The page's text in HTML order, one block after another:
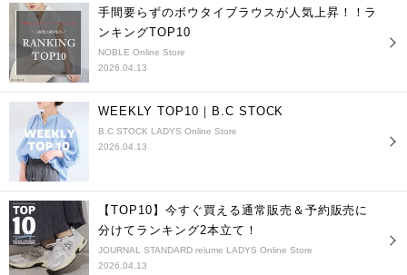
手間要らずのボウタイブラウスが人気上昇！！ラ
ンキングTOP10
NOBLE Online Store
2026.04.13
WEEKLY TOP10｜B.C STOCK
B.C STOCK LADYS Online Store
2026.04.13
【TOP10】今すぐ買える通常販売＆予約販売に
分けてランキング2本立て！
JOURNAL STANDARD relume LADYS Online Store
2026.04.13